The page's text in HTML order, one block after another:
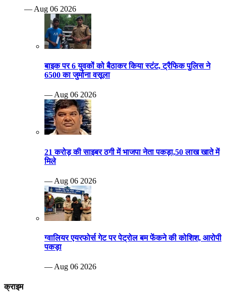
— Aug 06 2026
बाइक पर 6 युवकों को बैठाकर किया स्टंट, ट्रैफिक पुलिस ने
6500 का जुर्माना वसूला
— Aug 06 2026
21 करोड़ की साइबर ठगी में भाजपा नेता पकड़ा,50 लाख खाते में
मिले
— Aug 06 2026
ग्वालियर एयरफोर्स गेट पर पेट्रोल बम फेंकने की कोशिश, आरोपी
पकड़ा
— Aug 06 2026
क्राइम